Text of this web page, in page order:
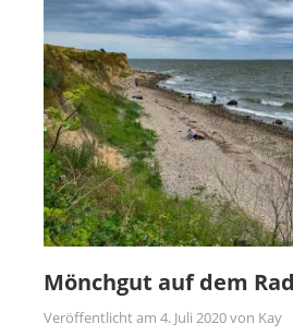
Mönchgut auf dem
Veröffentlicht am 4. Juli 2020von Kay